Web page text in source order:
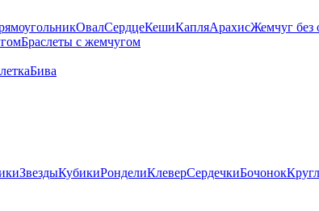
ОвалСердцеКешиКапляАрахисЖемчуг без
Браслеты с жемчугом
Бива
ЗвездыКубикиРонделиКлеверСердечкиБочонок